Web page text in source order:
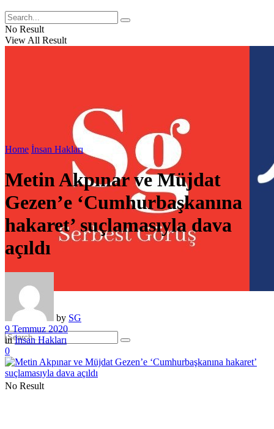
No Result
View All Result
No Result
Home İnsan Hakları
Metin Akpınar ve Müjdat
Gezen’e ‘Cumhurbaşkanına
hakaret’ suçlamasıyla dava
açıldı
by SG
9 Temmuz 2020
in İnsan Hakları
0